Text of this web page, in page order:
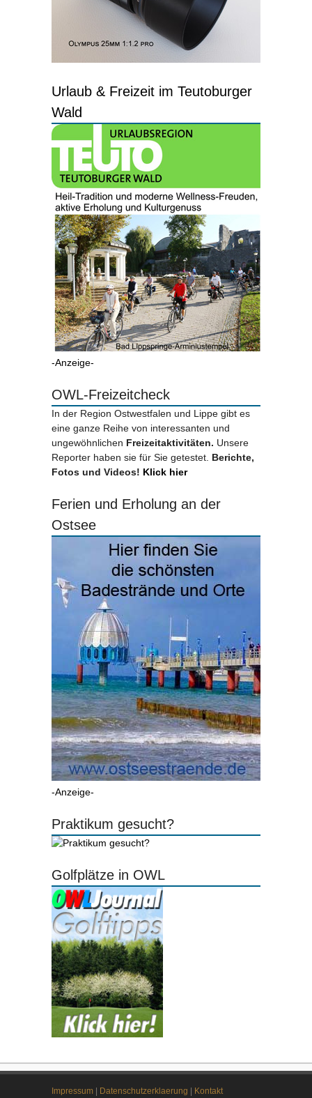
Urlaub & Freizeit im Teutoburger
Wald
-Anzeige-
OWL-Freizeitcheck
In der Region Ostwestfalen und Lippe gibt es
eine ganze Reihe von interessanten und
ungewöhnlichen Freizeitaktivitäten. Unsere
Reporter haben sie für Sie getestet. Berichte,
Fotos und Videos! Klick hier
Ferien und Erholung an der
Ostsee
-Anzeige-
Praktikum gesucht?
Golfplätze in OWL
Impressum Datenschutzerklaerung Kontakt